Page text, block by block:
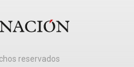
reservados